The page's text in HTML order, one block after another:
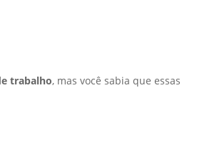
trabalho, mas você sabia que essas